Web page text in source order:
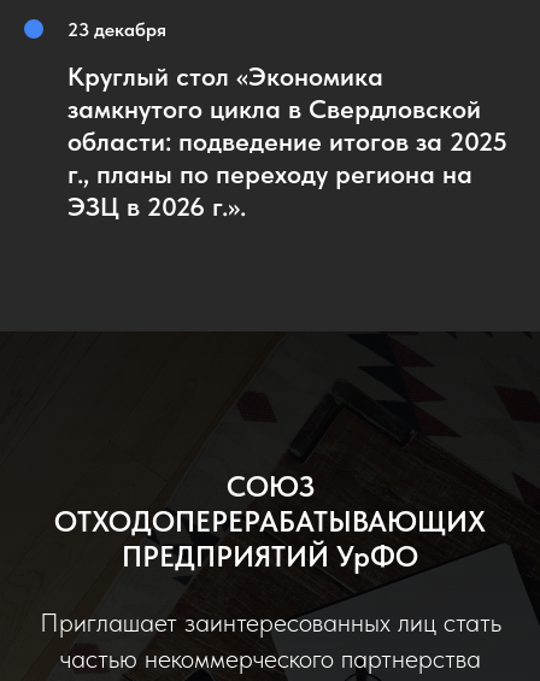
23 декабря
Круглый стол «Экономика
замкнутого цикла в Свердловской
области: подведение итогов за 2025
г., планы по переходу региона на
ЭЗЦ в 2026 г.».
СОЮЗ
ОТХОДОПЕРЕРАБАТЫВАЮЩИХ
ПРЕДПРИЯТИЙ УрФО
Приглашает заинтересованных лиц стать
частью некоммерческого партнерства